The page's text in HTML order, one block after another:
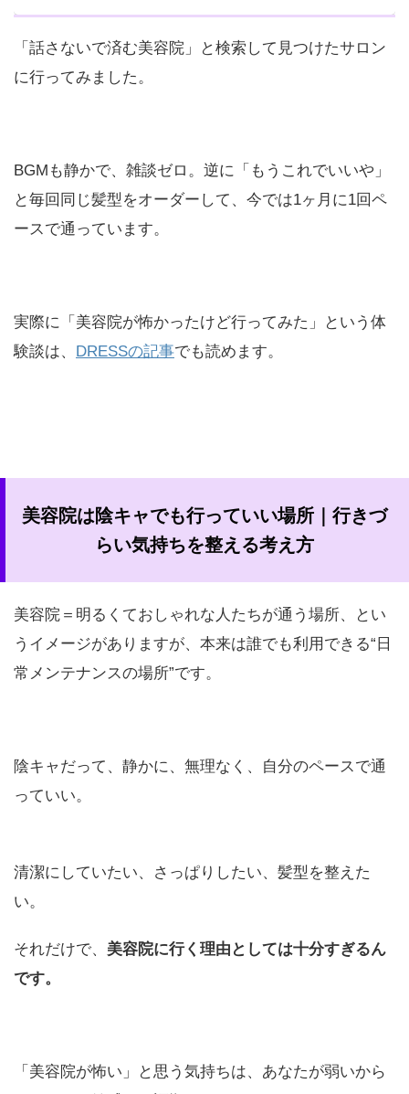
「話さないで済む美容院」と検索して見つけたサロン
に行ってみました。
BGMも静かで、雑談ゼロ。逆に「もうこれでいいや」
と毎回同じ髪型をオーダーして、今では1ヶ月に1回ペ
ースで通っています。
実際に「美容院が怖かったけど行ってみた」という体
験談は、 DRESSの記事でも読めます。
美容院は陰キャでも行っていい場所｜行きづ
らい気持ちを整える考え方
美容院＝明るくておしゃれな人たちが通う場所、とい
うイメージがありますが、本来は誰でも利用できる“日
常メンテナンスの場所”です。
陰キャだって、静かに、無理なく、自分のペースで通
っていい。
清潔にしていたい、さっぱりしたい、髪型を整えた
い。
それだけで、 美容院に行く理由としては十分すぎるん
です。
「美容院が怖い」と思う気持ちは、あなたが弱いから